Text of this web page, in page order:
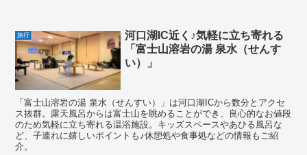
旅行
河口湖IC近く♪気軽に立ち寄れる
「富士山溶岩の湯 泉水（せんす
い）」
「富士山溶岩の湯 泉水（せんすい）」は河口湖ICから数分とアクセ
ス抜群。露天風呂からは富士山を眺めることができ、良心的なお値段
のため気軽に立ち寄れる温浴施設。キッズスペースやあひる風呂な
ど、子連れに嬉しいポイントも♪休憩処や食事処などの情報もご紹
介。